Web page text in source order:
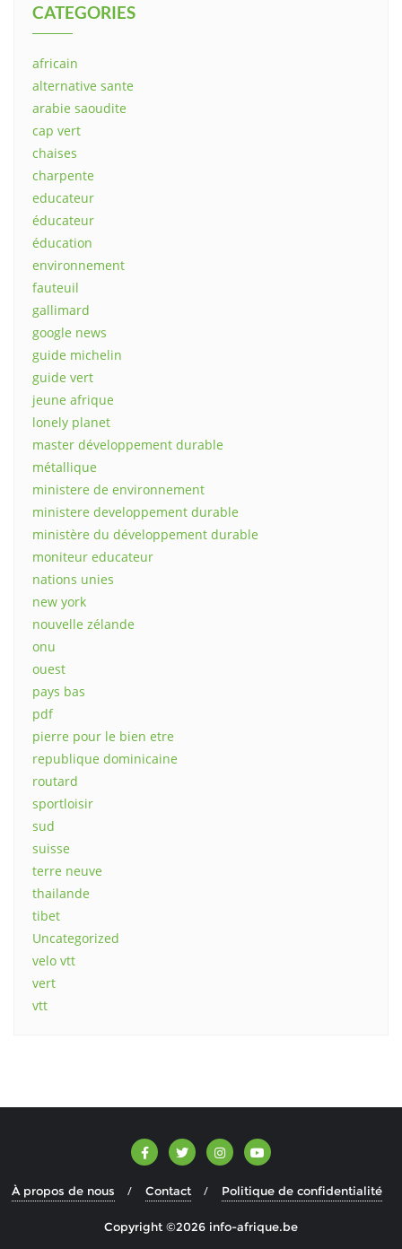
CATEGORIES
africain
alternative sante
arabie saoudite
cap vert
chaises
charpente
educateur
éducateur
éducation
environnement
fauteuil
gallimard
google news
guide michelin
guide vert
jeune afrique
lonely planet
master développement durable
métallique
ministere de environnement
ministere developpement durable
ministère du développement durable
moniteur educateur
nations unies
new york
nouvelle zélande
onu
ouest
pays bas
pdf
pierre pour le bien etre
republique dominicaine
routard
sportloisir
sud
suisse
terre neuve
thailande
tibet
Uncategorized
velo vtt
vert
vtt
À propos de nous Contact Politique de confidentialité
Copyright ©2026 info-afrique.be